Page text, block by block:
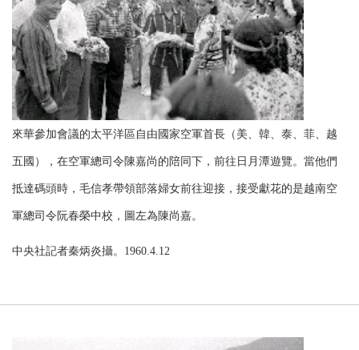
來華參加會議的太平洋區自由國家空軍首長（美、韓、泰、菲、越
五國），在空軍總司令陳嘉尚的陪同下，前往日月潭遊覽。當他們
抵達碼頭時，毛信孝帶領部落婦女前往迎接，接受獻花的是越南空
軍總司令阮春榮中校，圖左為陳尚嘉。
中央社記者秦炳炎攝。1960.4.12